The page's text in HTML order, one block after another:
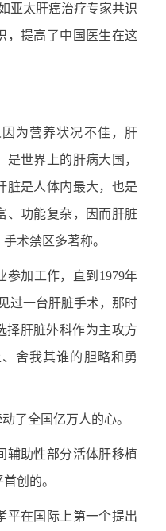
亚太肝癌治疗专家共识
，提高了中国医生在这
为营养状况不佳，肝
世界上的肝病大国，
脏是人体内最大，也是
、功能复杂，因而肝脏
术禁区多著称。
加工作，直到1979年
过一台肝脏手术，那时
择肝脏外科作为主攻方
舍我其谁的胆略和勇
了全国亿万人的心。
助性部分活体肝移植
创的。
在国际上第一个提出